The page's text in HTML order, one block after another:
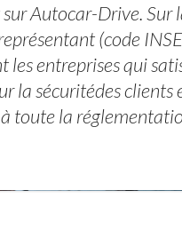
Autocar-Drive. Sur
(code
les entreprises qui
la sécuritédes clients
toute la